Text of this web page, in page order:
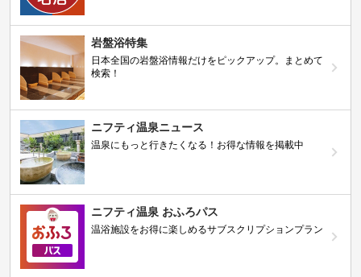
岩盤浴特集
日本全国の岩盤浴情報だけをピックアップ。まとめて
検索！
ニフティ温泉ニュース
温泉にもっと行きたくなる！お得な情報を掲載中
ニフティ温泉 おふろパス
温浴施設をお得に楽しめるサブスクリプションプラン